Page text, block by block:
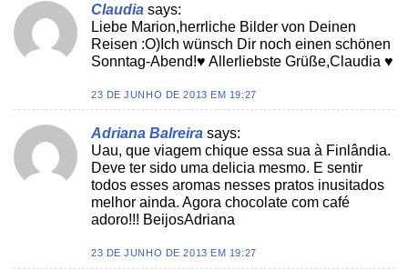
Claudia says:
Liebe Marion,herrliche Bilder von Deinen
Reisen :O)Ich wünsch Dir noch einen schönen
Sonntag-Abend!♥ Allerliebste Grüße,Claudia ♥
23 DE JUNHO DE 2013 EM 19:27
Adriana Balreira says:
Uau, que viagem chique essa sua à Finlândia.
Deve ter sido uma delicia mesmo. E sentir
todos esses aromas nesses pratos inusitados
melhor ainda. Agora chocolate com café
adoro!!! BeijosAdriana
23 DE JUNHO DE 2013 EM 19:27